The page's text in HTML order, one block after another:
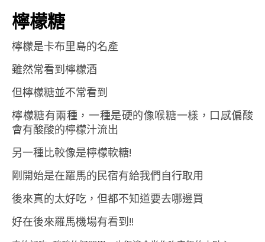
檸檬糖
檸檬是卡布里島的名產
雖然常看到檸檬酒
但檸檬糖並不常看到
檸檬糖有兩種，一種是硬的像喉糖一樣，口感偏酸
會有酸酸的檸檬汁流出
另一種比較像是檸檬軟糖!
剛開始是在羅馬的民宿有給我們自行取用
後來真的太好吃，但都不知道要去哪邊買
好在後來羅馬機場有看到!!